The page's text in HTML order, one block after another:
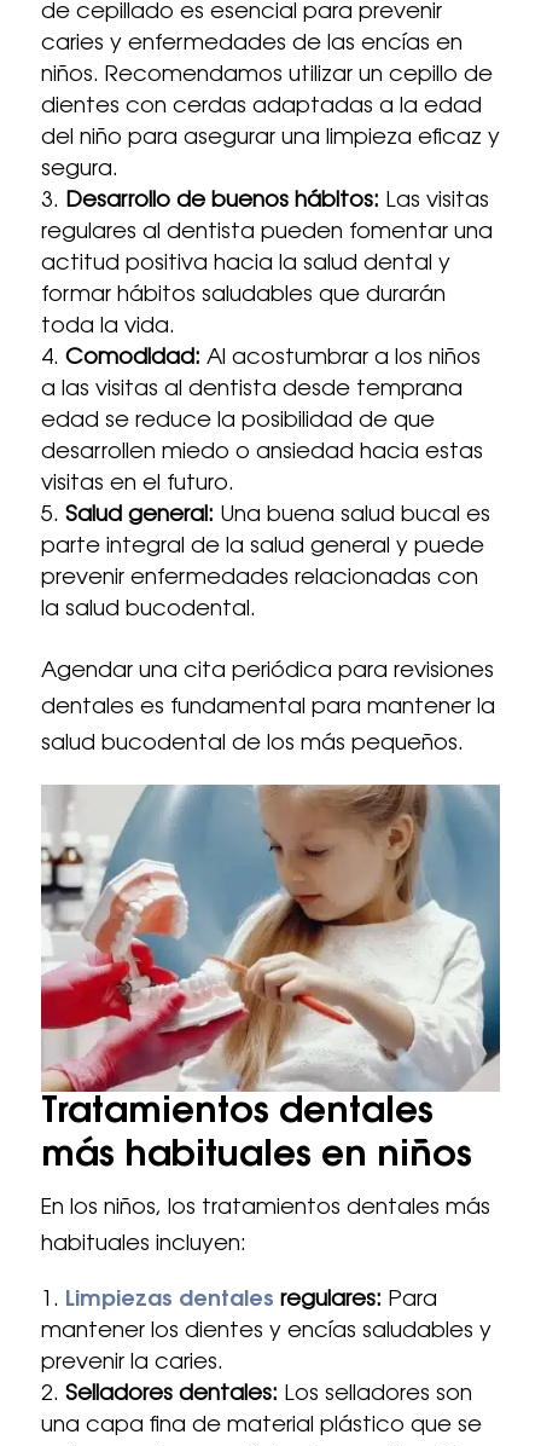
de cepillado es esencial para prevenir
caries y enfermedades de las encías en
niños. Recomendamos utilizar un cepillo de
dientes con cerdas adaptadas a la edad
del niño para asegurar una limpieza eficaz y
segura.
Desarrollo de buenos hábitos: Las visitas
regulares al dentista pueden fomentar una
actitud positiva hacia la salud dental y
formar hábitos saludables que durarán
toda la vida.
Comodidad: Al acostumbrar a los niños
a las visitas al dentista desde temprana
edad se reduce la posibilidad de que
desarrollen miedo o ansiedad hacia estas
visitas en el futuro.
Salud general: Una buena salud bucal es
parte integral de la salud general y puede
prevenir enfermedades relacionadas con
la salud bucodental.
Agendar una cita periódica para revisiones
dentales es fundamental para mantener la
salud bucodental de los más pequeños.
Tratamientos dentales
más habituales en niños
En los niños, los tratamientos dentales más
habituales incluyen:
Limpiezas dentales regulares: Para
mantener los dientes y encías saludables y
prevenir la caries.
Selladores dentales: Los selladores son
una capa fina de material plástico que se